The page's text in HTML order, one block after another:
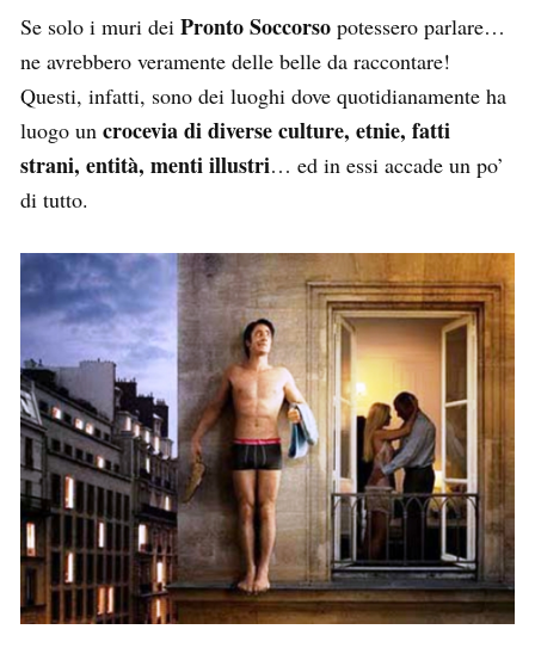
Se solo i muri dei Pronto Soccorso potessero parlare…
ne avrebbero veramente delle belle da raccontare!
Questi, infatti, sono dei luoghi dove quotidianamente ha
luogo un crocevia di diverse culture, etnie, fatti
strani, entità, menti illustri… ed in essi accade un po’
di tutto.